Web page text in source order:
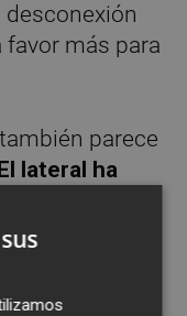
más para
parece
lateral ha
buenas
ya ha
a Lucas